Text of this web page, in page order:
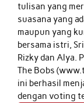
tulisan yang
suasana yang
maupun yang
bersama istri,
Rizky dan Alya.
The Bobs
ini berhasil
dengan voting